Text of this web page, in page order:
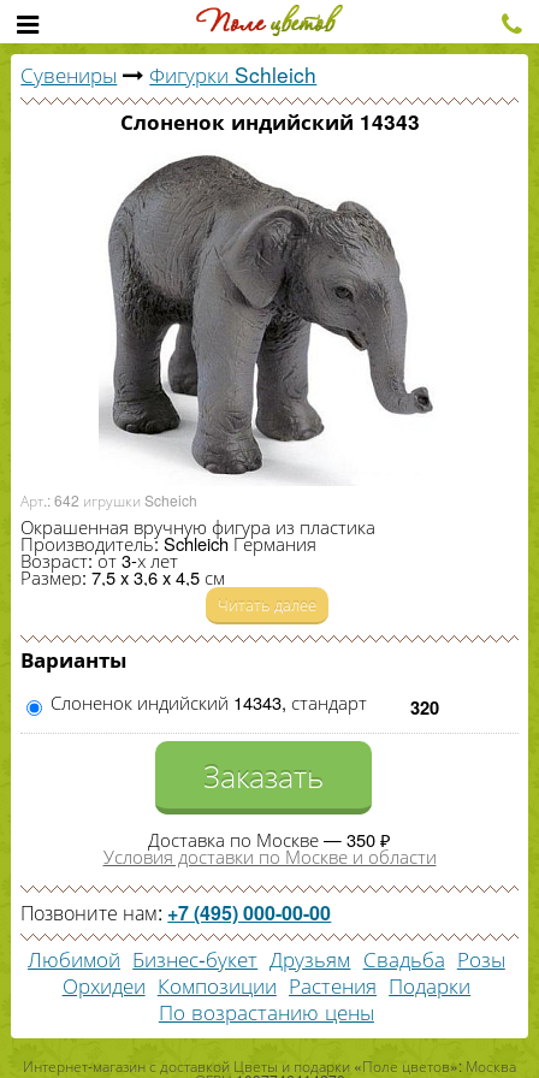
Сувениры Фигурки Schleich
Слоненок индийский 14343
Арт.: 642 игрушки Scheich
Окрашенная вручную фигура из пластика
Производитель: Schle­ich Германия
Возраст: от3-​х лет
Размер:7,5x3,6x4,5 см
Читать далее
Варианты
Слоненок индийский 14343, стандарт 320
Заказать
Доставка по Москве — 350 ₽
Условия доставки по Москве и области
Позвоните нам: +7 (495) 000-00-00
Любимой Бизнес-букет Друзьям Свадьба Розы
Орхидеи Композиции Растения Подарки
По возрастанию цены
Интернет-магазин с доставкой Цветы и подарки «Поле цветов»: Москва